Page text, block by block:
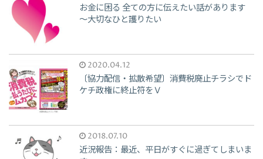
お金に困る 全ての方に伝えたい話があります
～大切なひと護りたい
2020.04.12
〔協力配信・拡散希望〕消費税廃止チラシでド
ケチ政権に終止符をＶ
2018.07.10
近況報告：最近、平日がすぐに過ぎてしまいま